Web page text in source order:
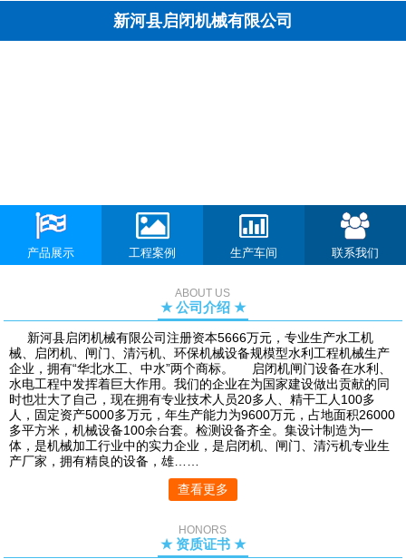
新河县启闭机械有限公司
产品展示 工程案例 生产车间 联系我们
ABOUT US
★ 公司介绍 ★
新河县启闭机械有限公司注册资本5666万元，专业生产水工机
械、启闭机、闸门、清污机、环保机械设备规模型水利工程机械生产
企业，拥有“华北水工、中水”两个商标。 启闭机闸门设备在水利、
水电工程中发挥着巨大作用。我们的企业在为国家建设做出贡献的同
时也壮大了自己，现在拥有专业技术人员20多人、精干工人100多
人，固定资产5000多万元，年生产能力为9600万元，占地面积26000
多平方米，机械设备100余台套。检测设备齐全。集设计制造为一
体，是机械加工行业中的实力企业，是启闭机、闸门、清污机专业生
产厂家，拥有精良的设备，雄……
查看更多
HONORS
★ 资质证书 ★